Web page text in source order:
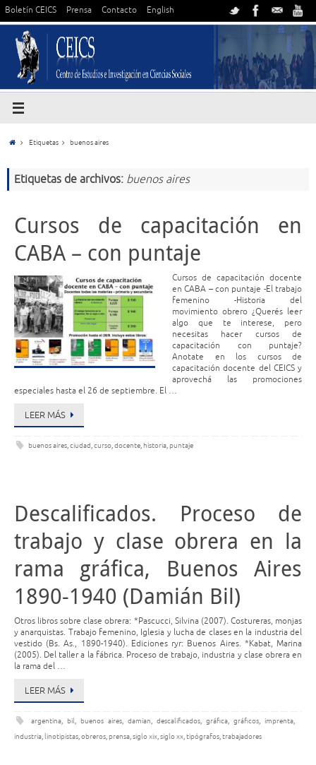
Boletín CEICS Prensa Contacto English
Etiquetas buenos aires
Etiquetas de archivos: buenos aires
Cursos de capacitación en
CABA – con puntaje
Cursos de capacitación docente
en CABA – con puntaje -El trabajo
femenino -Historia del
movimiento obrero ¿Querés leer
algo que te interese, pero
necesitas hacer cursos de
capacitación con puntaje?
Anotate en los cursos de
capacitación docente del CEICS y
aprovechá las promociones
especiales hasta el 26 de septiembre. El …
LEER MÁS
buenos aires,ciudad,curso,docente, historia, puntaje
Descalificados. Proceso de
trabajo y clase obrera en la
rama gráfica, Buenos Aires
1890-1940 (Damián Bil)
Otros libros sobre clase obrera: *Pascucci, Silvina (2007). Costureras, monjas
y anarquistas. Trabajo femenino, Iglesia y lucha de clases en la industria del
vestido (Bs. As., 1890-1940). Ediciones ryr: Buenos Aires. *Kabat, Marina
(2005). Del taller a la fábrica. Proceso de trabajo, industria y clase obrera en
la rama del …
LEER MÁS
argentina, bil, buenos aires,damian,descalificados,gráfica,gráficos,imprenta,
industria,linotipistas,obreros, prensa,siglo xix,siglo xx,tipógrafos,trabajadores